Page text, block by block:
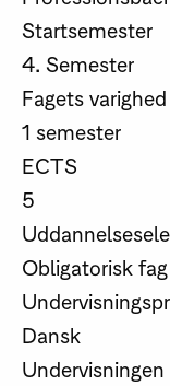
Startsemester
4. Semester
Fagets varighed
1 semester
ECTS
5
Obligatorisk fag
Dansk